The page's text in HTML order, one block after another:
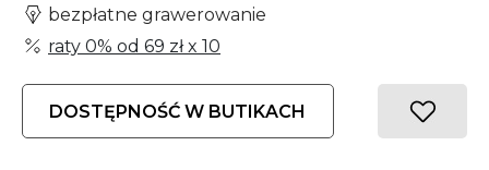
bezpłatne grawerowanie
raty 0% od 69 złx 10
DOSTĘPNOŚĆ W BUTIKACH